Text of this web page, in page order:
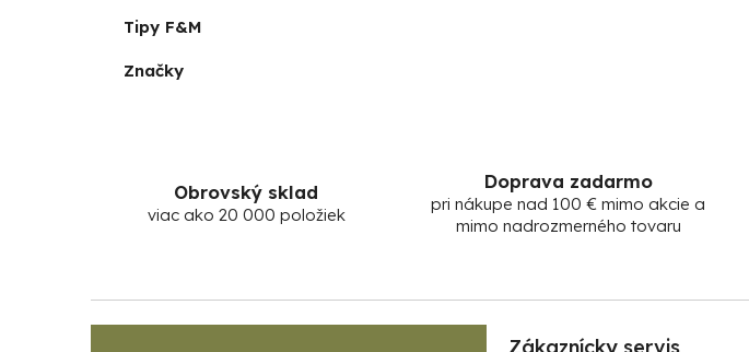
Tipy F&M
Značky
Obrovský sklad
viac ako 20 000 položiek
Doprava zadarmo
pri nákupe nad 100 € mimo akcie a
mimo nadrozmerného tovaru
Zákaznícky servis